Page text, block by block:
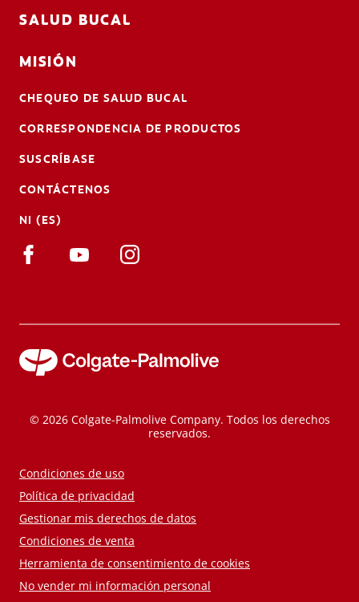
SALUD BUCAL
MISIÓN
CHEQUEO DE SALUD BUCAL
CORRESPONDENCIA DE PRODUCTOS
SUSCRÍBASE
CONTÁCTENOS
NI (ES)
© 2026 Colgate-Palmolive Company. Todos los derechos
reservados.
Condiciones de uso
Política de privacidad
Gestionar mis derechos de datos
Condiciones de venta
Herramienta de consentimiento de cookies
No vender mi información personal